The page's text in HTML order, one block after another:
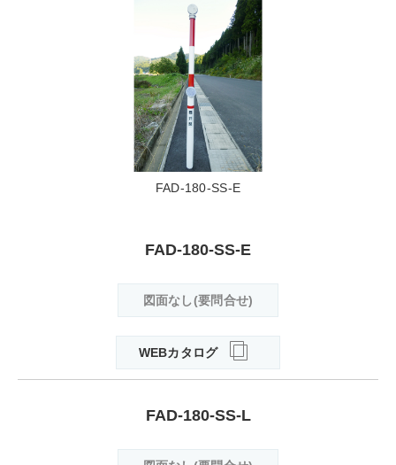
FAD-180-SS-E
FAD-180-SS-E
図面なし(要問合せ)
WEBカタログ
FAD-180-SS-L